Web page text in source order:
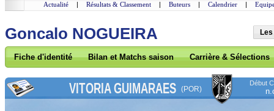
Actualité | Résultats & Classement | Buteurs | Calendrier |
Goncalo NOGUEIRA
Fiche d'identité Bilan et Matchs saison Carrière & Sélections
VITORIA GUIMARAES (POR)
Début